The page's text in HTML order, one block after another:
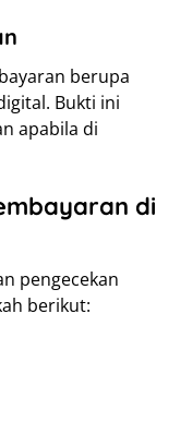
berupa
Bukti ini
apabila di
di
pengecekan
berikut: